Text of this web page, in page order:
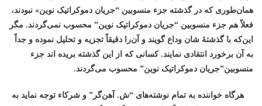
همان‌طوری که در گذشته جزء منسوبین “جریان دموکراتیک نوین» نبودند،
فعلاً هم جزء منسوبین “جریان دموکراتیک نوین” محسوب نمی‌گردند. مگر
این‌که با گذشتۀ شان وداع گویند و آن‌را دقیقاً تجزیه و تحلیل نموده و جداً
به آن برخورد انتقادی نمایند. کسانی که از این گذشته بریده اند جزء
منسوبین”جریان دموکراتیک نوین” محسوب می‌گردند.
هرگاه خواننده به تمام نوشته‌های “ش. آهن‌گر” و شرکاء توجه نماید به